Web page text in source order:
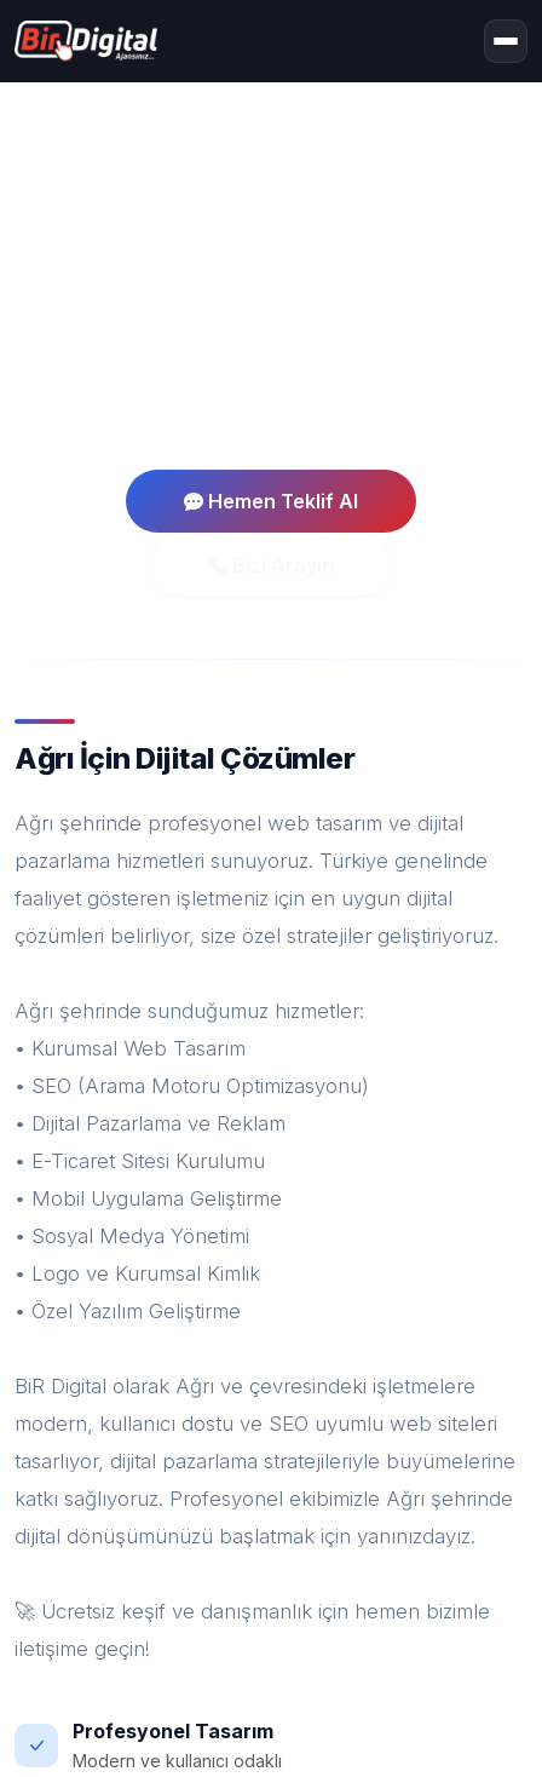
Hemen Teklif Al
Ağrı İçin Dijital Çözümler
Ağrı şehrinde profesyonel web tasarım ve dijital
pazarlama hizmetleri sunuyoruz. Türkiye genelinde
faaliyet gösteren işletmeniz için en uygun dijital
çözümleri belirliyor, size özel stratejiler geliştiriyoruz.
Ağrı şehrinde sunduğumuz hizmetler:
• Kurumsal Web Tasarım
• SEO (Arama Motoru Optimizasyonu)
• Dijital Pazarlama ve Reklam
• E-Ticaret Sitesi Kurulumu
• Mobil Uygulama Geliştirme
• Sosyal Medya Yönetimi
• Logo ve Kurumsal Kimlik
• Özel Yazılım Geliştirme
BiR Digital olarak Ağrı ve çevresindeki işletmelere
modern, kullanıcı dostu ve SEO uyumlu web siteleri
tasarlıyor, dijital pazarlama stratejileriyle büyümelerine
katkı sağlıyoruz. Profesyonel ekibimizle Ağrı şehrinde
dijital dönüşümünüzü başlatmak için yanınızdayız.
🚀 Ücretsiz keşif ve danışmanlık için hemen bizimle
iletişime geçin!
Profesyonel Tasarım
Modern ve kullanıcı odaklı